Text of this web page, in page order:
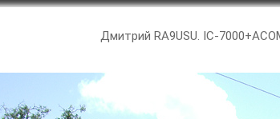
Дмитрий RA9USU. IC-